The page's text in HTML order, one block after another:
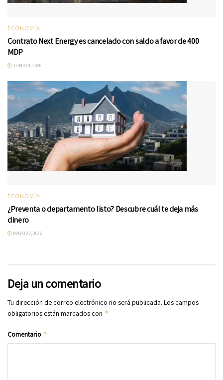
ECONOMÍA
Contrato Next Energy es cancelado con saldo a favor de 400
MDP
JUNIO 4, 2026
ECONOMÍA
¿Preventa o departamento listo? Descubre cuál te deja más
dinero
MAYO 27, 2026
Deja un comentario
Tu dirección de correo electrónico no será publicada. Los campos
obligatorios están marcados con *
Comentario *